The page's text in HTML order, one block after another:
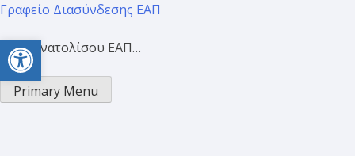
Open toolbar
Γραφείο Διασύνδεσης ΕΑΠ
Προσανατολίσου ΕΑΠ…
Primary Menu